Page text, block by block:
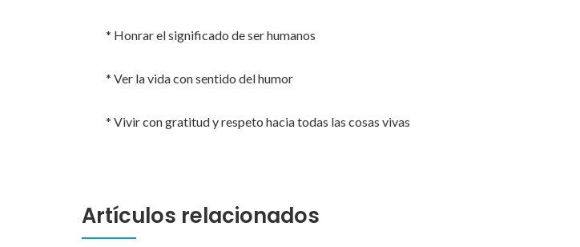
* Honrar el significado de ser humanos
* Ver la vida con sentido del humor
* Vivir con gratitud y respeto hacia todas las cosas vivas
Artículos relacionados